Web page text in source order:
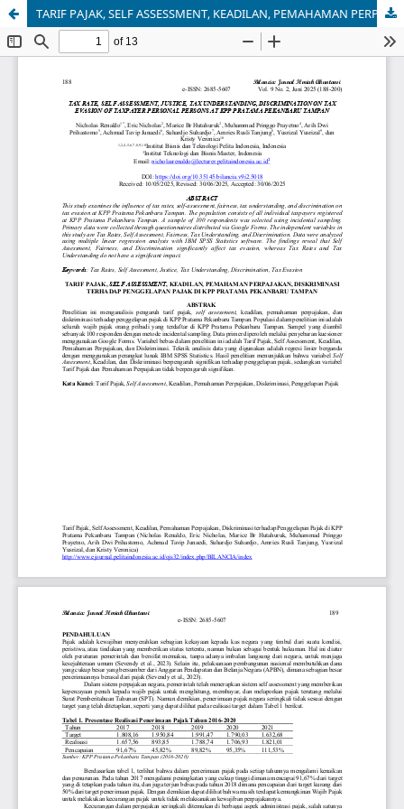
TARIF PAJAK, SELF ASSESSMENT, KEADILAN, PEMAHAMAN PERPAJAKAN, DISKRIMINASI TERHADAP PENGGELAPAN PAJAK DI KPP PRATAMA PEKANBARU TAMPAN